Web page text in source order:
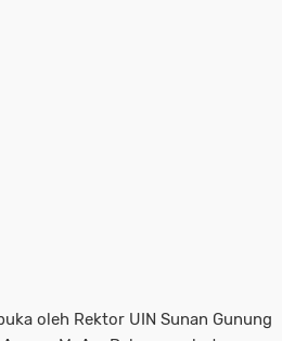
oleh Rektor UIN Sunan Gunung